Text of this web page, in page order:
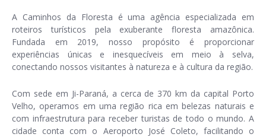
A Caminhos da Floresta é uma agência especializada em
roteiros turísticos pela exuberante floresta amazônica.
Fundada em 2019, nosso propósito é proporcionar
experiências únicas e inesquecíveis em meio à selva,
conectando nossos visitantes à natureza e à cultura da região.
Com sede em Ji-Paraná, a cerca de 370 km da capital Porto
Velho, operamos em uma região rica em belezas naturais e
com infraestrutura para receber turistas de todo o mundo. A
cidade conta com o Aeroporto José Coleto, facilitando o